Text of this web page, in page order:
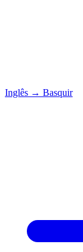
Inglês → Basquir